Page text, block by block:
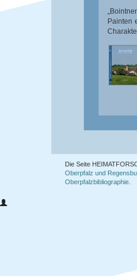
Painten
Die Seite
Oberpfalz und
Oberpfalzbibliographie